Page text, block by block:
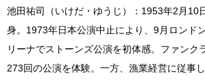
池田祐司（いけだ・ゆうじ）：1953年2月10
身。1973年日本公演中止により、9月ロンド
リーナでストーンズ公演を初体感。ファンク
273回の公演を体験。一方、漁業経営に従事